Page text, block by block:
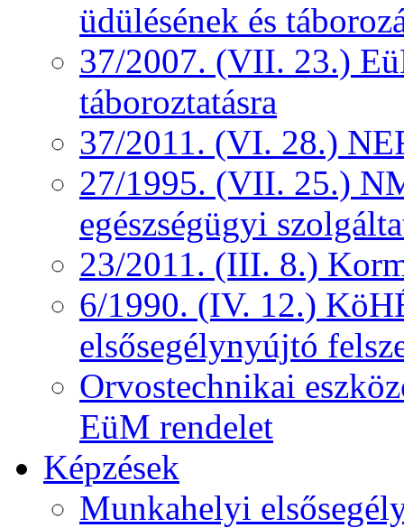
üdülésének és
37/2007. (VII. 23.)
táboroztatásra
37/2011. (VI. 28.)
27/1995. (VII. 25.)
egészségügyi
23/2011. (III. 8.)
6/1990. (IV. 12.)
elsősegélynyújtó
Orvostechnikai
EüM rendelet
Képzések
Munkahelyi